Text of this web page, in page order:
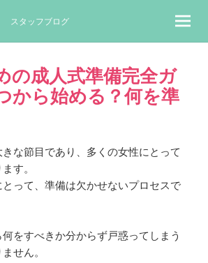
MaiレンタルBLOG｜Maiで成人式振袖
スタッフブログ
の成人式準備完全ガ
から始める？何を準
な節目であり、多くの女性にとって
す。
って、準備は欠かせないプロセスで
をすべきか分からず戸惑ってしまう
せん。